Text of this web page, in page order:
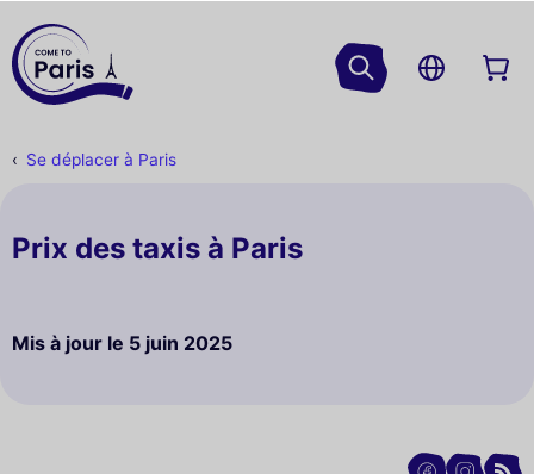
Se déplacer à Paris
Prix des taxis à Paris
Mis à jour le 5 juin 2025